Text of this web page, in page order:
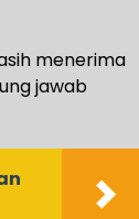
menerima
jawab